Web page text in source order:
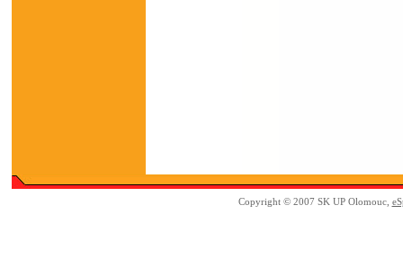
Copyright © 2007 SK UP Olomouc,